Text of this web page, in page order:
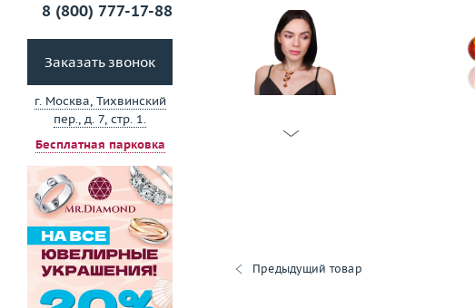
8 (800) 777-17-88
Заказать звонок
г. Москва, Тихвинский
пер., д. 7, стр. 1.
Бесплатная парковка
Предыдущий товар